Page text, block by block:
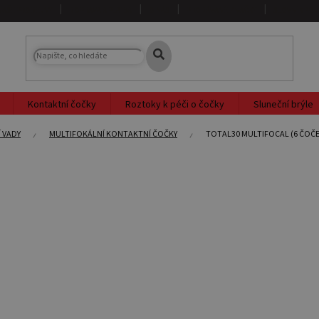
Kontaktní čočky Roztoky k péči o čočky Sluneční brýle
MULTIFOKÁLNÍ KONTAKTNÍ ČOČKY TOTAL30 MULTIFOCAL (6